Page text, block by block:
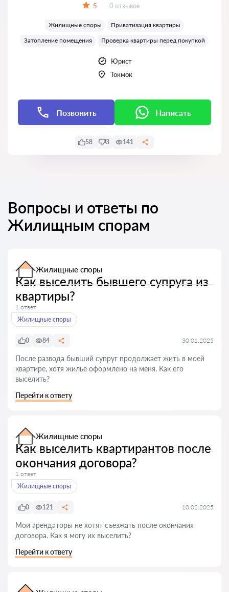
5 Отзывов:
0 отзывов
Жилищные споры
Приватизация квартиры
Затопление помещения
Проверка квартиры перед покупкой
Юрист
Токмок
Позвонить Написать
58 3 141
Вопросы и ответы по
Жилищным спорам
Жилищные споры
Как выселить бывшего супруга из
квартиры?
1 ответ
Жилищные споры
0 84 30.01.2025
После развода бывший супруг продолжает жить в моей
квартире, хотя жилье оформлено на меня. Как его
выселить?
Перейти к ответу
Жилищные споры
Как выселить квартирантов после
окончания договора?
1 ответ
Жилищные споры
0 121 10.02.2025
Мои арендаторы не хотят съезжать после окончания
договора. Как я могу их выселить?
Перейти к ответу